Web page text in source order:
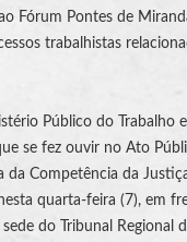
Fórum Pontes de
trabalhistas
Público do Trabalho
se fez ouvir no Ato
da Competência da
quarta-feira (7), em
do
Tribunal Regional